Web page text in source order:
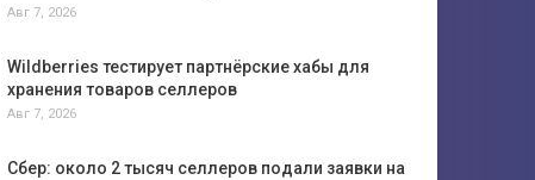
Авг 7, 2026
Wildberries тестирует партнёрские хабы для
хранения товаров селлеров
Авг 7, 2026
Сбер: около 2 тысяч селлеров подали заявки на